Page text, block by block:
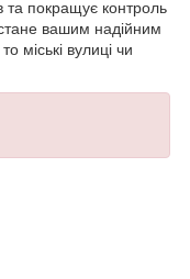
та покращує контроль
вашим надійним
міські вулиці чи